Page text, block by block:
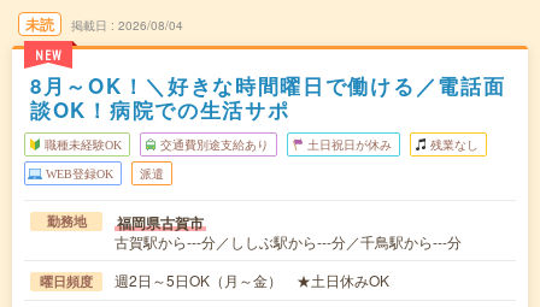
未読
NEW
掲載日 2026/08/04
8月～OK！＼好きな時間曜日で働ける／電話面
談OK！病院での生活サポ
職種未経験OK 交通費別途支給あり 土日祝日が休み 残業なし
WEB登録OK 派遣
勤務地 福岡県古賀市
古賀駅から---分／ししぶ駅から---分／千鳥駅から---分
曜日頻度 週2日～5日OK（月～金） ★土日休みOK